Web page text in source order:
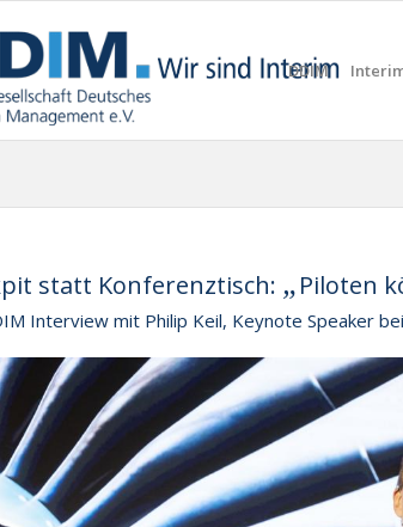
DDIM
statt Konferenztisch: „Piloten
Interview mit Philip Keil, Keynote Speaker